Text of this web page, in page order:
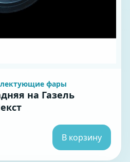
фары
на Газель
В корзину